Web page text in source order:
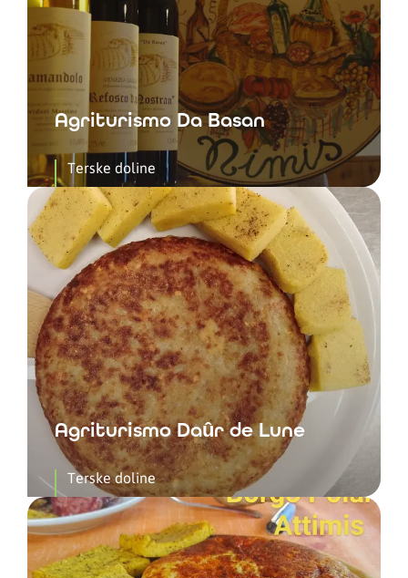
Agriturismo Da Basan
Terske doline
Agriturismo Daûr de Lune
Terske doline